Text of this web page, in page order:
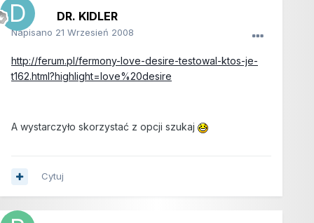
DR. KIDLER
Napisano 21 Wrzesień 2008
http://ferum.pl/fermony-love-desire-testowal-ktos-je-
t162.html?highlight=love%20desire
A wystarczyło skorzystać z opcji szukaj
Cytuj